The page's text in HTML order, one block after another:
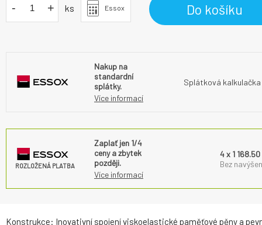
Konstrukce: Inovativní spojení viskoelastické paměťové pěny a
- + ks Essox Do košíku
Nakup na
standardní
splátky.
Více informací
Splátková kalkulačka
ROZLOŽENÁ PLATBA
Zaplať jen 1/4
ceny a zbytek
později.
Více informací
4 x 1 168.50
Bez